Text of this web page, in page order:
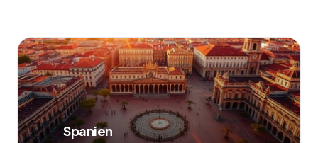
🇪🇸Spanien